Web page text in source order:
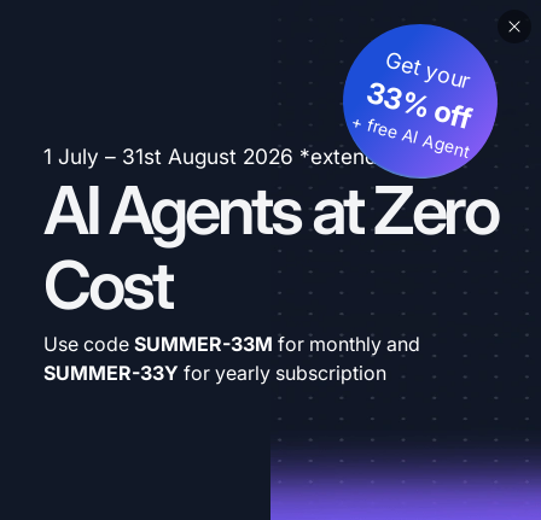
1 July – 31st August 2026 *extended
AI Agents at Zero
Cost
Get your
33% off
+ free AI Agent
Use code SUMMER-33M for monthly and
SUMMER-33Y for yearly subscription